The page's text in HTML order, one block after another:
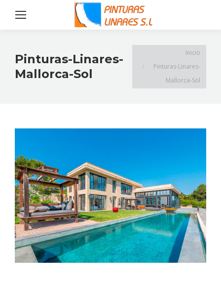
Pinturas-Linares-
Mallorca-Sol
Inicio
Pinturas-Linares-
Mallorca-Sol